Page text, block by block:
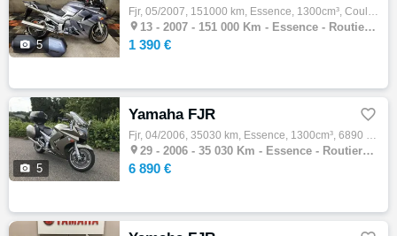
 5
Fjr, 05/2007, 151000 km, Essence, 1300cm³, Couleur gris, 1390 € Equipements : YAMAHA 1300 FJR Moto accidentée vendue en procédure RSV Pour …
 13 - 2007 - 151 000 Km - Essence - Routiere GT
1 390 €
 5
Yamaha FJR 
Fjr, 04/2006, 35030 km, Essence, 1300cm³, 6890 € Equipements : Entretien à jour ,Disponible à l'essai,Garantie 3 mois -Possibilité de repre…
 29 - 2006 - 35 030 Km - Essence - Routiere GT
6 890 €